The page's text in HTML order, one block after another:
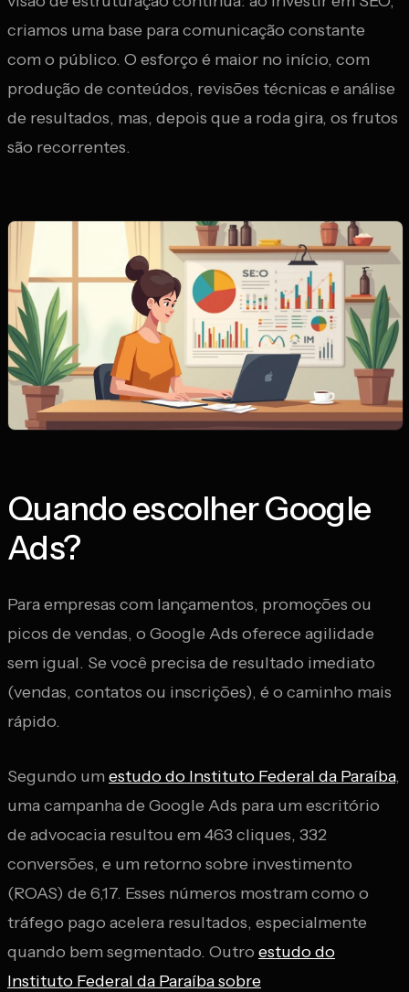
criamos uma base para comunicação constante
com o público. O esforço é maior no início, com
produção de conteúdos, revisões técnicas e análise
de resultados, mas, depois que a roda gira, os frutos
são recorrentes.
Quando escolher Google
Ads?
Para empresas com lançamentos, promoções ou
picos de vendas, o Google Ads oferece agilidade
sem igual. Se você precisa de resultado imediato
(vendas, contatos ou inscrições), é o caminho mais
rápido.
Segundo um estudo do Instituto Federal da Paraíba,
uma campanha de Google Ads para um escritório
de advocacia resultou em 463 cliques, 332
conversões, e um retorno sobre investimento
(ROAS) de 6,17. Esses números mostram como o
tráfego pago acelera resultados, especialmente
quando bem segmentado. Outro estudo do
Instituto Federal da Paraíba sobre